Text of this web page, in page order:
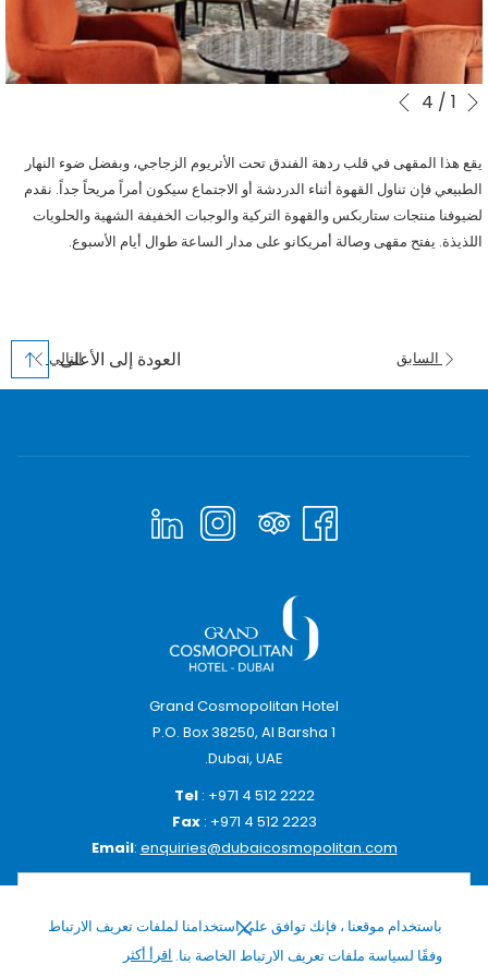
باستخدام موقعنا ، فإنك توافق على استخدامنا لملفات تعريف الارتباط
وفقًا لسياسة ملفات تعريف الارتباط الخاصة بنا. اقرأ أكثر
أزرار
عرض
الشرائح
سيؤدي
الروابط
التالية
إلى
السابق
1
/
4 التالي
يقع هذا المقهى في قلب ردهة الفندق تحت الأتريوم الزجاجي، وبفضل ضوء النهار
الطبيعي فإن تناول القهوة أثناء الدردشة أو الاجتماع سيكون أمراً مريحاً جداً. نقدم
لضيوفنا منتجات ستاربكس والقهوة التركية والوجبات الخفيفة الشهية والحلويات
اللذيذة. يفتح مقهى وصالة أمريكانو على مدار الساعة طوال أيام الأسبوع.
السابق التالي
العودة إلى الأعلى
Grand Cosmopolitan Hotel
P.O. Box 38250, Al Barsha 1
Dubai, UAE.
Tel: +971 4 512 2222
Fax: +971 4 512 2223
Email: enquiries@dubaicosmopolitan.com
SIGN UP